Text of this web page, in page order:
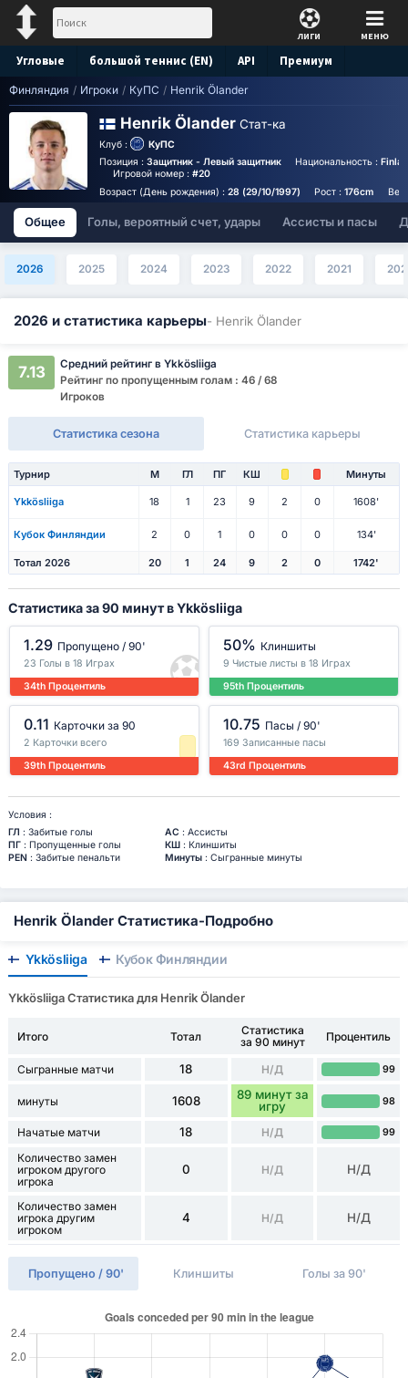
ЛИГИ МЕНЮ
Угловые большой теннис (EN) API Премиум
Прогноз
Финляндия / Игроки / КуПС / Henrik Ölander
Henrik Ölander Стат-ка
Клуб :
КуПС
Позиция : Защитник - Левый защитник Национальность :
Игровой номер :#20
Возраст (День рождения) : 28 (29/10/1997) Рост :176cm
Общее Голы, вероятный счет, удары Ассисты и пасы
2026 2025 2024 2023 2022 2021
2026 и статистика карьеры- Henrik Ölander
7.13
Средний рейтинг в Ykkösliiga
Рейтинг по пропущенным голам : 46 / 68
Игроков
Статистика сезона Статистика карьеры
Турнир М ГЛ ПГ КШ Минуты
Ykkösliiga 18 1 23 9 2 0 1608'
Кубок Финляндии 2 0 1 0 0 0 134'
Тотал 2026 20 1 24 9 2 0 1742'
Статистика за 90 минут в Ykkösliiga
1.29 Пропущено / 90'
23 Голы в 18 Играх
34th Процентиль
50% Клиншиты
9 Чистые листы в 18 Играх
95th Процентиль
0.11 Карточки за 90
2 Карточки всего
39th Процентиль
10.75 Пасы / 90'
169 Записанные пасы
43rd Процентиль
Условия :
ГЛ : Забитые голы АС : Ассисты
ПГ: Пропущенные голы КШ: Клиншиты
PEN : Забитые пенальти Минуты: Сыгранные минуты
Henrik Ölander Статистика-Подробно
Ykkösliiga Кубок Финляндии
Ykkösliiga Статистика для Henrik Ölander
Итого Тотал
Статистика
за 90 минут
Процентиль
Сыгранные матчи 18 Н/Д 99
минуты 1608
89 минут за
игру
98
Начатые матчи 18 Н/Д 99
Количество замен
игроком другого
игрока
0 Н/Д Н/Д
Количество замен
игрока другим
игроком
4 Н/Д Н/Д
Пропущено / 90' Клиншиты Голы за 90'